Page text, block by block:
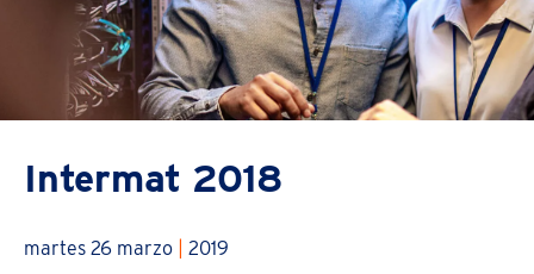
Intermat 2018
martes 26 marzo 2019